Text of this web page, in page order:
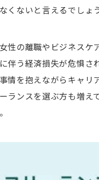
くないと言えるでしょう
性の離職やビジネスケ
伴う経済損失が危惧さ
情を抱えながらキャリ
ランスを選ぶ方も増え